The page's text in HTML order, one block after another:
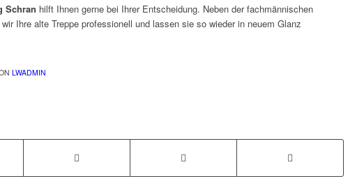
Schran hilft Ihnen gerne bei Ihrer Entscheidung. Neben der fachmännischen
Ihre alte Treppe professionell und lassen sie so wieder in neuem Glanz
LWADMIN